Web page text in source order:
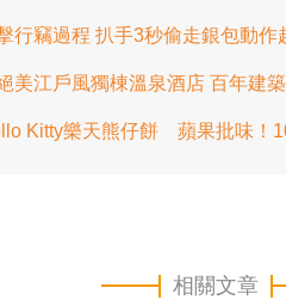
行竊過程 扒手3秒偷走銀包動作
美江戶風獨棟溫泉酒店 百年建
Kitty樂天熊仔餅 蘋果批味！
相關文章